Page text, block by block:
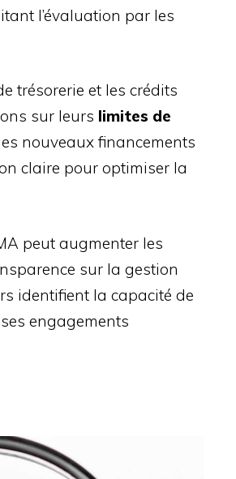
l’évaluation par les
trésorerie et les crédits
sur leurs limites de
nouveaux financements
claire pour optimiser la
peut augmenter les
sur la gestion
identifient la capacité de
engagements